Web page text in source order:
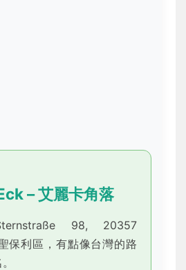
– 艾麗卡角落
98, 20357
保利區，有點像台灣的路